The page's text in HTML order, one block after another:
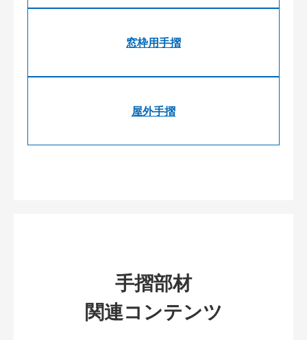
窓枠用手摺
屋外手摺
手摺部材
関連コンテンツ